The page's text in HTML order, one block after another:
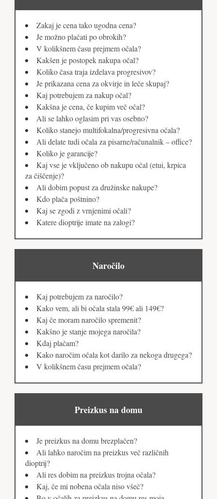
Zakaj je cena tako ugodna cena?
Je možno plačati po obrokih?
V kolikšnem času prejmem očala?
Kakšen je postopek nakupa očal?
Koliko časa traja izdelava progresivov?
Je prikazana cena za okvirje in leče skupaj?
Kaj potrebujem za nakup očal?
Kakšna je cena, če kupim več očal?
Ali se lahko oglasim pri vas osebno?
Koliko stanejo multifokalna/progresivna očala?
Ali delate tudi očala za pisarne/računalnik – office?
Koliko je garancije?
Kaj vse je vključeno ob nakupu očal (etui, krpica
za čiščenje)?
Ali dobim popust za družinske nakupe?
Kdo plača poštnino?
Kaj se zgodi z vrnjenimi očali?
Katere dioptrije imate na zalogi?
Naročilo
Kaj potrebujem za naročilo?
Kako vem, ali bi očala stala 99€ ali 149€?
Kaj če moram naročilo spremenit?
Kakšno je stanje mojega naročila?
Kdaj plačam?
Kako naročim očala kot darilo za nekoga drugega?
V kolikšnem času prejmem očala?
Preizkus na domu
Je preizkus na domu brezplačen?
Ali lahko naročim na preizkus več različnih
dioptrij?
Ali res dobim na preizkus trojna očala?
Kaj, če mi nobena očala niso všeč?